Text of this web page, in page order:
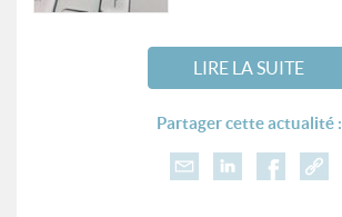
LIRE LA SUITE
Partager cette actualité :